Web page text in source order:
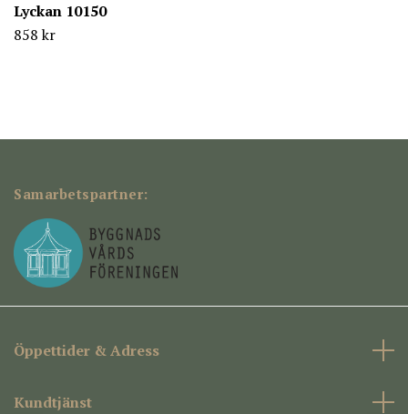
Lyckan 10150
858 kr
Samarbetspartner:
Öppettider & Adress
Kundtjänst